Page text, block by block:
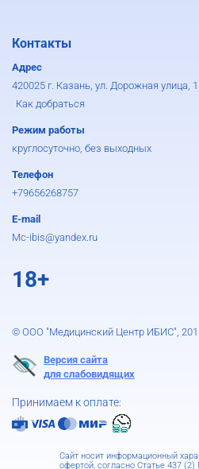
Контакты
Адрес
420025 г. Казань, ул. Дорожная улица,
Как добраться
Режим работы
круглосуточно, без выходных
Телефон
+79656268757
E-mail
Mc-ibis@yandex.ru
18+
© ООО "Медицинский Центр ИБИС",
Версия сайта
для слабовидящих
Принимаем к оплате:
Сайт носит информационный
офертой, согласно Статье 437